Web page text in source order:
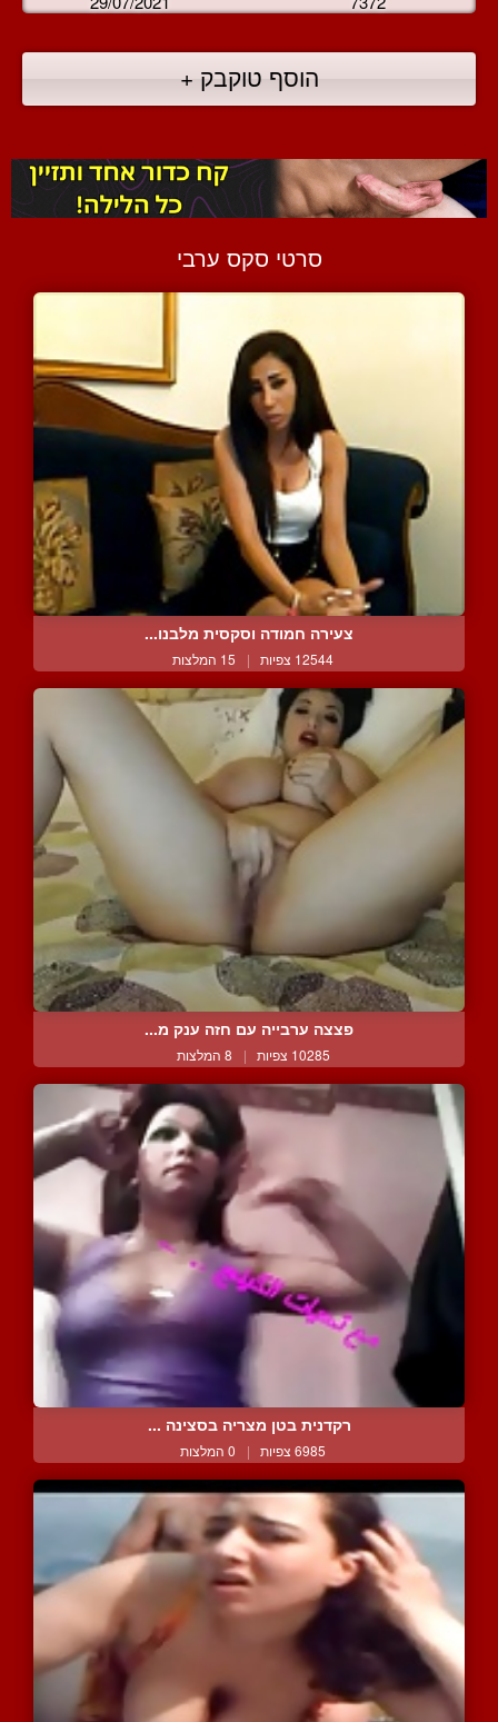
הוסף טוקבק +
סרטי סקס ערבי
צעירה חמודה וסקסית מלבנו...
12544 צפיות | 15 המלצות
פצצה ערבייה עם חזה ענק מ...
10285 צפיות | 8 המלצות
רקדנית בטן מצריה בסצינה ...
6985 צפיות | 0 המלצות